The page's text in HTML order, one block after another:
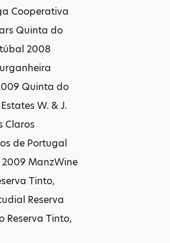
Cooperativa
Quinta do
2008
Quinta do
W. & J.
Claros
de Portugal
2009 ManzWine
Tinto,
Reserva
Reserva Tinto,